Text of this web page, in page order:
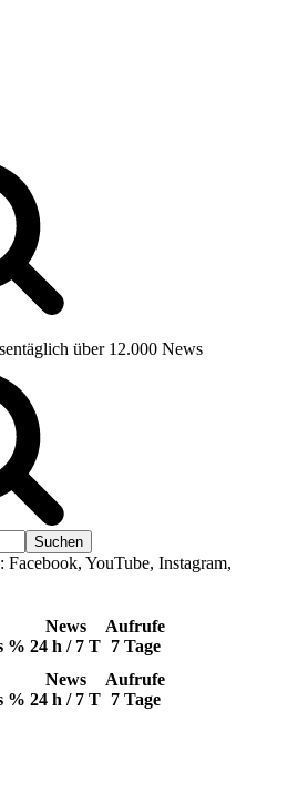
über 12.000 News
Facebook, YouTube, Instagram,
%
News
24 h / 7 T
Aufrufe
7 Tage
%
News
24 h / 7 T
Aufrufe
7 Tage